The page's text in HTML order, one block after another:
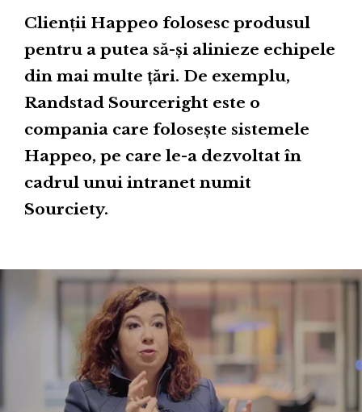
Clienții Happeo folosesc produsul
pentru a putea să-și alinieze echipele
din mai multe țări. De exemplu,
Randstad Sourceright este o
compania care folosește sistemele
Happeo, pe care le-a dezvoltat în
cadrul unui intranet numit
Sourciety.